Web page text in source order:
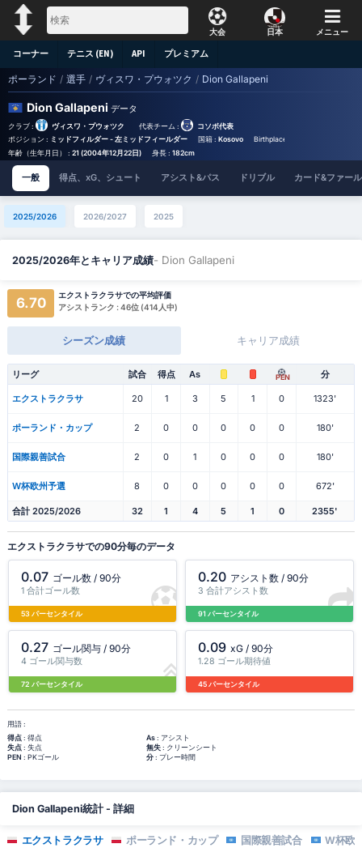
大会 日本 メニュー
コーナー テニス (EN) API プレミアム
ポーランド / 選手 / ヴィスワ・プウォツク / Dion Gallapeni
Dion Gallapeni データ
クラブ : ヴィスワ・プウォツク 代表チーム :
コソボ代表
ポジション : ミッドフィルダー - 左ミッドフィールダー 国籍 :Kosovo Birthplace :
年齢（生年月日） : 21 (2004年12月22日) 身長 :182cm
一般 得点、xG、シュート アシスト&パス ドリブル カード&ファール
2025/2026 2026/2027 2025
2025/2026年とキャリア成績- Dion Gallapeni
6.70
エクストラクラサでの平均評価
アシストランク : 46位 (414人中)
シーズン成績 キャリア成績
リーグ 試合 得点 As PEN 分
エクストラクラサ 20 1 3 5 1 0 1323'
ポーランド・カップ 2 0 0 0 0 0 180'
国際親善試合 2 0 1 0 0 0 180'
W杯欧州予選 8 0 0 0 0 0 672'
合計 2025/2026 32 1 4 5 1 0 2355'
エクストラクラサでの90分毎のデータ
0.07 ゴール数 / 90分
1 合計ゴール数
53 パーセンタイル
0.20 アシスト数 / 90分
3 合計アシスト数
91 パーセンタイル
0.27 ゴール関与 / 90分
4 ゴール関与数
72 パーセンタイル
0.09 xG / 90分
1.28 ゴール期待値
45 パーセンタイル
用語 :
得点: 得点 As: アシスト
失点: 失点 無失: クリーンシート
PEN : PKゴール 分: プレー時間
Dion Gallapeni統計 - 詳細
エクストラクラサ ポーランド・カップ 国際親善試合 W杯欧